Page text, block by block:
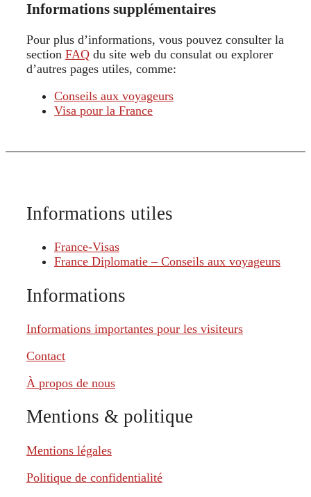
Informations supplémentaires
Pour plus d’informations, vous pouvez consulter la
section FAQ du site web du consulat ou explorer
d’autres pages utiles, comme:
Conseils aux voyageurs
Visa pour la France
Informations utiles
France-Visas
France Diplomatie – Conseils aux voyageurs
Informations
Informations importantes pour les visiteurs
Contact
À propos de nous
Mentions & politique
Mentions légales
Politique de confidentialité